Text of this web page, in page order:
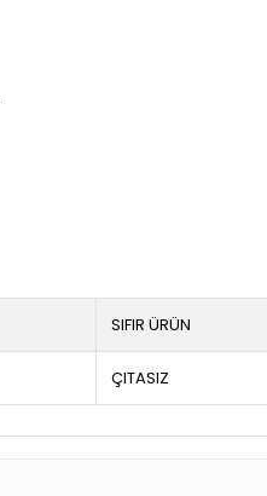
SIFIR ÜRÜN
ÇITASIZ